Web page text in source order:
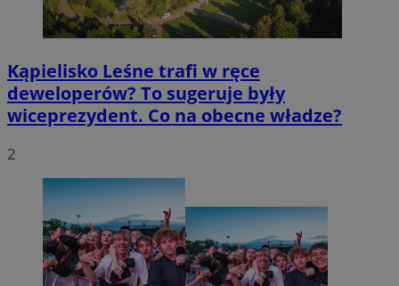
Kąpielisko Leśne trafi w ręce
deweloperów? To sugeruje były
wiceprezydent. Co na obecne władze?
2